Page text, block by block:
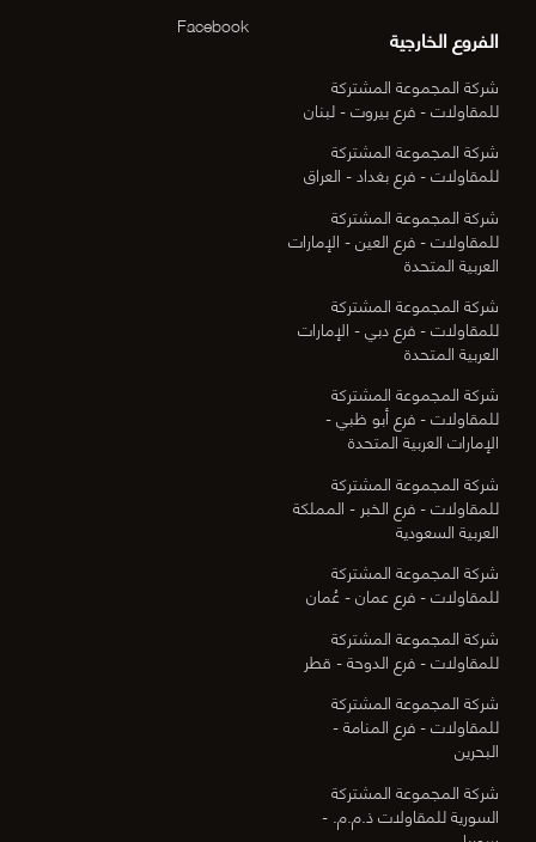
الفروع الخارجية
شركة المجموعة المشتركة
للمقاولات - فرع بيروت - لبنان
شركة المجموعة المشتركة
للمقاولات - فرع بغداد - العراق
شركة المجموعة المشتركة
للمقاولات - فرع العين - الإمارات
العربية المتحدة
شركة المجموعة المشتركة
للمقاولات - فرع دبي - الإمارات
العربية المتحدة
شركة المجموعة المشتركة
للمقاولات - فرع أبو ظبي -
الإمارات العربية المتحدة
شركة المجموعة المشتركة
للمقاولات - فرع الخبر - المملكة
العربية السعودية
شركة المجموعة المشتركة
للمقاولات - فرع عمان - عُمان
شركة المجموعة المشتركة
للمقاولات - فرع الدوحة - قطر
شركة المجموعة المشتركة
للمقاولات - فرع المنامة -
البحرين
شركة المجموعة المشتركة
السورية للمقاولات ذ.م.م. -
Facebook